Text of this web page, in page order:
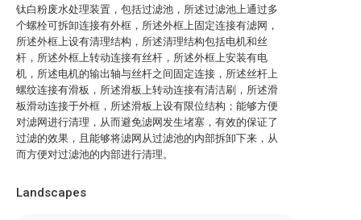
钛白粉废水处理装置，包括过滤池，所述过滤池上通过多
个螺栓可拆卸连接有外框，所述外框上固定连接有滤网，
所述外框上设有清理结构，所述清理结构包括电机和丝
杆，所述外框上转动连接有丝杆，所述外框上安装有电
机，所述电机的输出轴与丝杆之间固定连接，所述丝杆上
螺纹连接有滑板，所述滑板上转动连接有清洁刷，所述滑
板滑动连接于外框，所述滑板上设有限位结构；能够方便
对滤网进行清理，从而避免滤网发生堵塞，有效的保证了
过滤的效果，且能够将滤网从过滤池的内部拆卸下来，从
而方便对过滤池的内部进行清理。
Landscapes